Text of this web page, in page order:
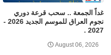
غداً الجمعة .. سحب قرعة دوري
نجوم العراق للموسم الجديد 2026 -
2027 .
August 06, 2026